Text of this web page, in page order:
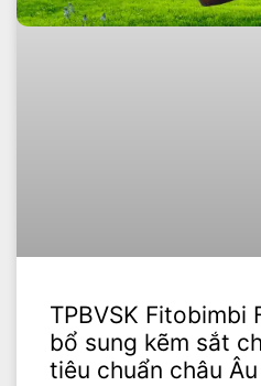
TPBVSK Fitobimbi
bổ sung kẽm sắt
tiêu chuẩn châu Âu